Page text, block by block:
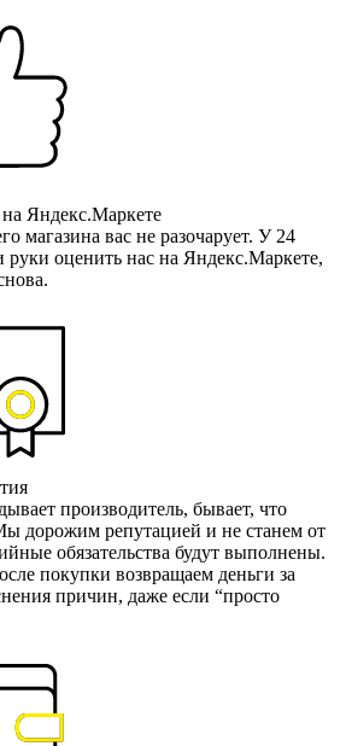
Яндекс.Маркете
магазина вас не разочарует. У 24
оценить нас на Яндекс.Маркете,
производитель, бывает, что
дорожим репутацией и не станем от
обязательства будут выполнены.
покупки возвращаем деньги за
причин, даже если “просто